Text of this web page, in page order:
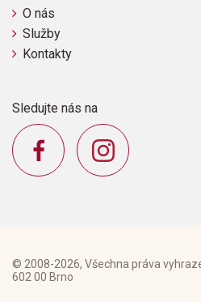
O nás
Služby
Kontakty
Sledujte nás na
© 2008-2026, Všechna práva
602 00 Brno